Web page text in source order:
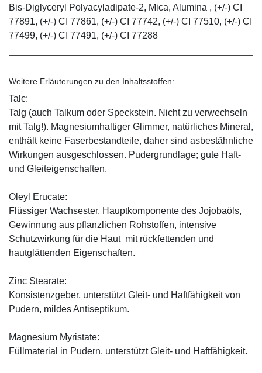
Bis-Diglyceryl Polyacyladipate-2, Mica, Alumina , (+/-) CI
77891, (+/-) CI 77861, (+/-) CI 77742, (+/-) CI 77510, (+/-) CI
77499, (+/-) CI 77491, (+/-) CI 77288
Weitere Erläuterungen zu den Inhaltsstoffen:
Talc:
Talg (auch Talkum oder Speckstein. Nicht zu verwechseln
mit Talg!). Magnesiumhaltiger Glimmer, natürliches Mineral,
enthält keine Faserbestandteile, daher sind asbestähnliche
Wirkungen ausgeschlossen. Pudergrundlage; gute Haft-
und Gleiteigenschaften.
Oleyl Erucate:
Flüssiger Wachsester, Hauptkomponente des Jojobaöls,
Gewinnung aus pflanzlichen Rohstoffen, intensive
Schutzwirkung für die Haut mit rückfettenden und
hautglättenden Eigenschaften.
Zinc Stearate:
Konsistenzgeber, unterstützt Gleit- und Haftfähigkeit von
Pudern, mildes Antiseptikum.
Magnesium Myristate:
Füllmaterial in Pudern, unterstützt Gleit- und Haftfähigkeit.